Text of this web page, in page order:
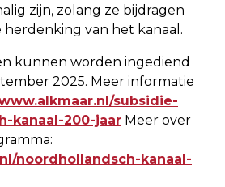
zijn, zolang ze bijdragen
herdenking van het kanaal.
kunnen worden ingediend
2025. Meer informatie
subsidie-
kanaal-200-jaar Meer over
noordhollandsch-kanaal-